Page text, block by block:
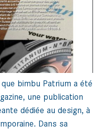
bimbu Patrium a été
une publication
dédiée au design, à
Dans sa